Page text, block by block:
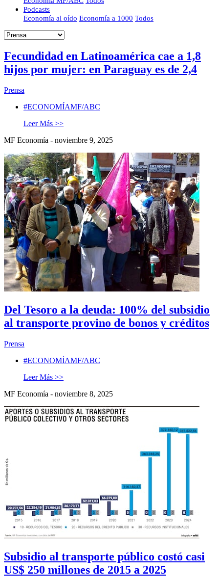
Podcasts
Economía al oído Economía a 1000 Todos
Fecundidad en Latinoamérica cae a 1,8
hijos por mujer: en Paraguay es de 2,4
Prensa
#ECONOMÍAMF/ABC
Leer Más >>
MF Economía - noviembre 9, 2025
Del Tesoro a la deuda: 100% del subsidio
al transporte provino de bonos y créditos
Prensa
#ECONOMÍAMF/ABC
Leer Más >>
MF Economía - noviembre 8, 2025
Subsidio al transporte público costó casi
US$ 250 millones de 2015 a 2025